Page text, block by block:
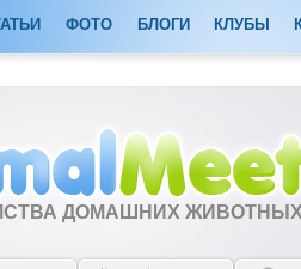
ФОТО БЛОГИ КЛУБЫ
ДОМАШНИХ